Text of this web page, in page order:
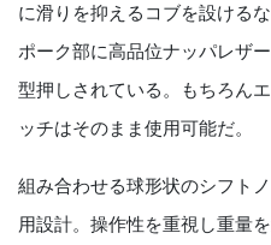
に滑りを抑えるコブを設ける
ポーク部に高品位ナッパレザ
型押しされている。もちろん
ッチはそのまま使用可能だ。
組み合わせる球形状のシフト
用設計。操作性を重視し重量を